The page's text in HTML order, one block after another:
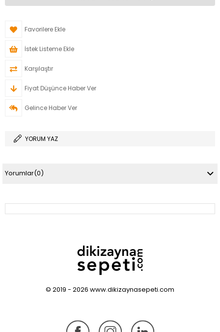
Favorilere Ekle
İstek Listeme Ekle
Karşılaştır
Fiyat Düşünce Haber Ver
Gelince Haber Ver
YORUM YAZ
Yorumlar(0)
© 2019 - 2026 www.dikizaynasepeti.com